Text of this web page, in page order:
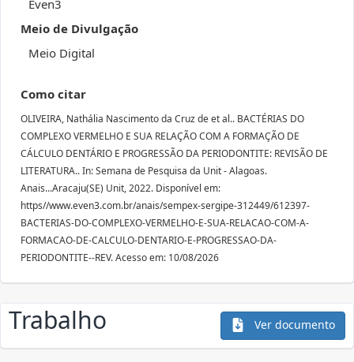
Even3
Meio de Divulgação
Meio Digital
Como citar
OLIVEIRA, Nathália Nascimento da Cruz de et al.. BACTÉRIAS DO
COMPLEXO VERMELHO E SUA RELAÇÃO COM A FORMAÇÃO DE
CÁLCULO DENTÁRIO E PROGRESSÃO DA PERIODONTITE: REVISÃO DE
LITERATURA.. In: Semana de Pesquisa da Unit - Alagoas.
Anais...Aracaju(SE) Unit, 2022. Disponível em:
https//www.even3.com.br/anais/sempex-sergipe-312449/612397-
BACTERIAS-DO-COMPLEXO-VERMELHO-E-SUA-RELACAO-COM-A-
FORMACAO-DE-CALCULO-DENTARIO-E-PROGRESSAO-DA-
PERIODONTITE--REV. Acesso em: 10/08/2026
Trabalho Ver documento